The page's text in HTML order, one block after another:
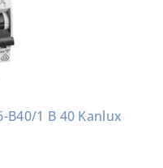
B40/1 B 40 Kanlux